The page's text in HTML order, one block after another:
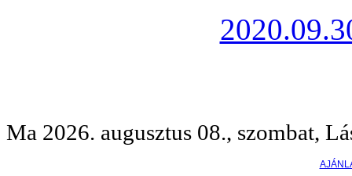
Ma 2026. augusztus 08., szombat,